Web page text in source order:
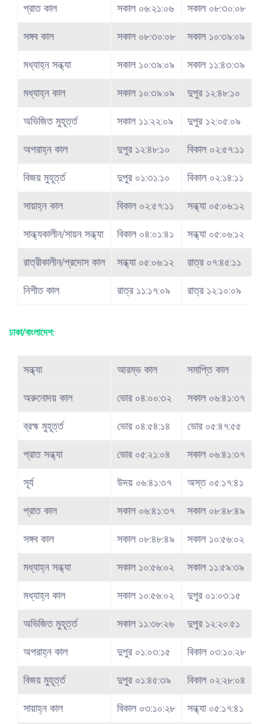
প্রাত কাল
সকাল ০৬:২১:০৬
সকাল ০৮:৩০:০৮
সঙ্গব কাল
সকাল ০৮:৩০:০৮
সকাল ১০:৩৯:০৯
মধ্যাহ্ন সন্ধ্যা
সকাল ১০:৩৯:০৯
সকাল ১১:৪৩:৩৯
মধ্যাহ্ন কাল
সকাল ১০:৩৯:০৯
দুপুর ১২:৪৮:১০
অভিজিত মুহূর্ত্ত
সকাল ১১:২২:০৯
দুপুর ১২:০৫:০৯
অপরাহ্ন কাল
দুপুর ১২:৪৮:১০
বিকাল ০২:৫৭:১১
বিজয় মুহূর্ত্ত
দুপুর ০১:৩১:১০
বিকাল ০২:১৪:১১
সায়াহ্ন কাল
বিকাল ০২:৫৭:১১
সন্ধ্যা ০৫:০৬:১২
সান্ধ্যকালীন/সায়ন সন্ধ্যা
বিকাল ০৪:০১:৪১
সন্ধ্যা ০৫:০৬:১২
রাত্রীকালীন/প্রদোস কাল
সন্ধ্যা ০৫:০৬:১২
রাত্র ০৭:৪৫:১১
নিশীত কাল
রাত্র ১১:১৭:০৯ রাত্র ১২:১০:০৯
ঢাকা/বাংলাদেশ:
সন্ধ্যা আরম্ভ কাল
সমাপ্তি কাল
অরুনোদয় কাল
ভোর ০৪:০০:৩২
সকাল ০৬:৪১:৩৭
ব্রহ্ম মুহূর্ত্ত
ভোর ০৪:৫৪:১৪
ভোর ০৫:৪৭:৫৫
প্রাত সন্ধ্যা
ভোর ০৫:২১:০৪
সকাল ০৬:৪১:৩৭
সূর্য
উদয় ০৬:৪১:৩৭
অস্ত ০৫:১৭:৪১
প্রাত কাল
সকাল ০৬:৪১:৩৭
সকাল ০৮:৪৮:৪৯
সঙ্গব কাল
সকাল ০৮:৪৮:৪৯
সকাল ১০:৫৬:০২
মধ্যাহ্ন সন্ধ্যা
সকাল ১০:৫৬:০২
সকাল ১১:৫৯:৩৯
মধ্যাহ্ন কাল
সকাল ১০:৫৬:০২
দুপুর ০১:০৩:১৫
অভিজিত মুহূর্ত্ত
সকাল ১১:৩৮:২৬
দুপুর ১২:২০:৫১
অপরাহ্ন কাল
দুপুর ০১:০৩:১৫
বিকাল ০৩:১০:২৮
বিজয় মুহূর্ত্ত
দুপুর ০১:৪৫:৩৯
বিকাল ০২:২৮:০৪
সায়াহ্ন কাল
বিকাল ০৩:১০:২৮
সন্ধ্যা ০৫:১৭:৪১